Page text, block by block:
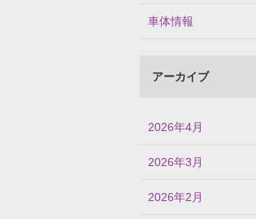
車体情報
アーカイブ
2026年4月
2026年3月
2026年2月